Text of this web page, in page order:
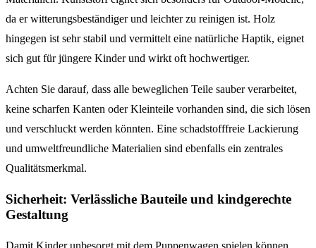
da er witterungsbeständiger und leichter zu reinigen ist. Holz
hingegen ist sehr stabil und vermittelt eine natürliche Haptik, eignet
sich gut für jüngere Kinder und wirkt oft hochwertiger.
Achten Sie darauf, dass alle beweglichen Teile sauber verarbeitet,
keine scharfen Kanten oder Kleinteile vorhanden sind, die sich lösen
und verschluckt werden könnten. Eine schadstofffreie Lackierung
und umweltfreundliche Materialien sind ebenfalls ein zentrales
Qualitätsmerkmal.
Sicherheit: Verlässliche Bauteile und kindgerechte
Gestaltung
Damit Kinder unbesorgt mit dem Puppenwagen spielen können,